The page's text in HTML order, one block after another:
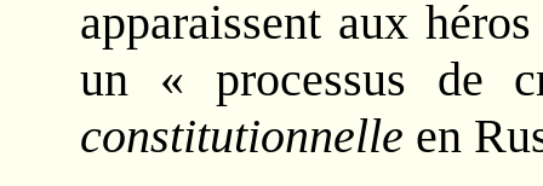
apparaissent aux
un « processus de
constitutionnelle en